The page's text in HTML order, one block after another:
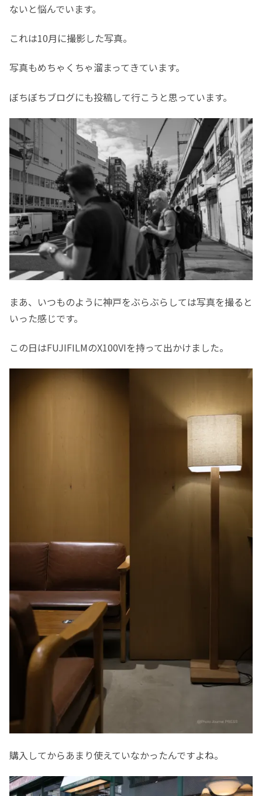
ないと悩んでいます。
これは10月に撮影した写真。
写真もめちゃくちゃ溜まってきています。
ぼちぼちブログにも投稿して行こうと思っています。
まあ、いつものように神戸をぶらぶらしては写真を撮ると
いった感じです。
この日はFUJIFILMのX100VIを持って出かけました。
購入してからあまり使えていなかったんですよね。